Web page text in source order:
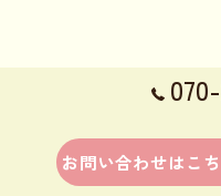
お問い合わせはこ